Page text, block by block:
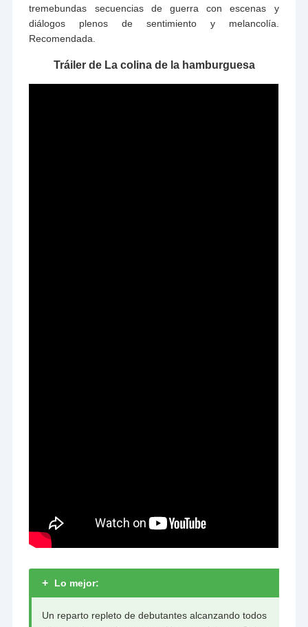
tremebundas secuencias de guerra con escenas y
diálogos plenos de sentimiento y melancolía.
Recomendada.
Tráiler de La colina de la hamburguesa
+ Lo mejor:
Un reparto repleto de debutantes alcanzando todos